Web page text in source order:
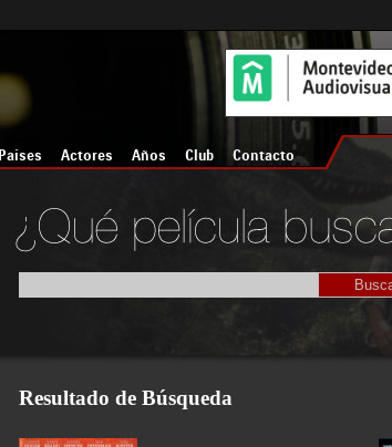
Países Actores Años Club Contacto
Resultado de Búsqueda